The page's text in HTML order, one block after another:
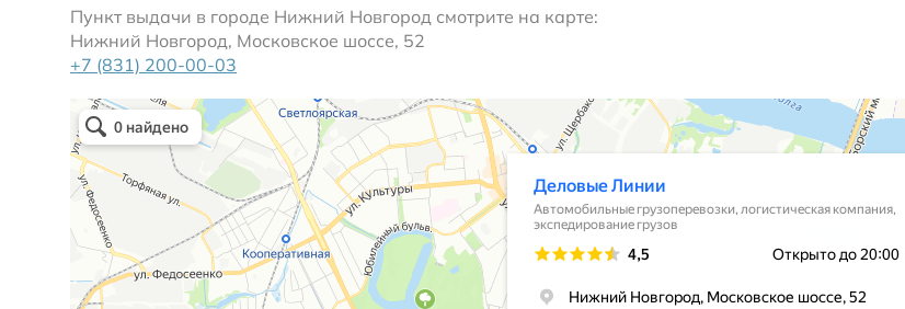
Пункт выдачи в городе Нижний Новгород смотрите на карте:
Нижний Новгород, Московское шоссе, 52
+7 (831) 200-00-03